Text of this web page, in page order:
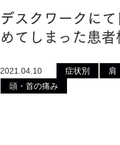
デスクワークに
めてしまった患者
2021.04.10 症状別 肩
頭・首の痛み